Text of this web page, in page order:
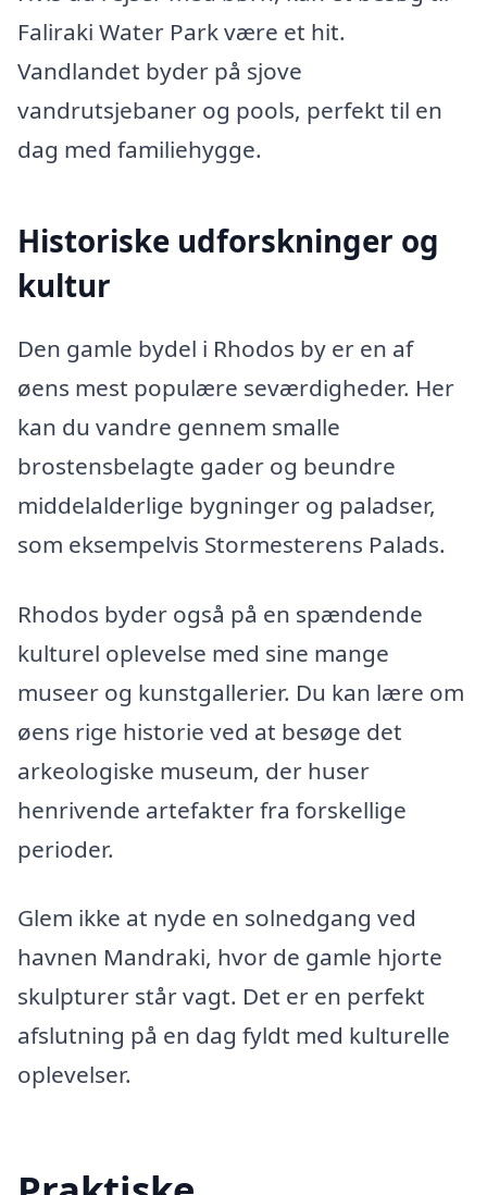
Faliraki Water Park være et hit.
Vandlandet byder på sjove
vandrutsjebaner og pools, perfekt til en
dag med familiehygge.
Historiske udforskninger og
kultur
Den gamle bydel i Rhodos by er en af
øens mest populære seværdigheder. Her
kan du vandre gennem smalle
brostensbelagte gader og beundre
middelalderlige bygninger og paladser,
som eksempelvis Stormesterens Palads.
Rhodos byder også på en spændende
kulturel oplevelse med sine mange
museer og kunstgallerier. Du kan lære om
øens rige historie ved at besøge det
arkeologiske museum, der huser
henrivende artefakter fra forskellige
perioder.
Glem ikke at nyde en solnedgang ved
havnen Mandraki, hvor de gamle hjorte
skulpturer står vagt. Det er en perfekt
afslutning på en dag fyldt med kulturelle
oplevelser.